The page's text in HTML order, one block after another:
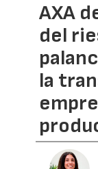
AXA
del
la